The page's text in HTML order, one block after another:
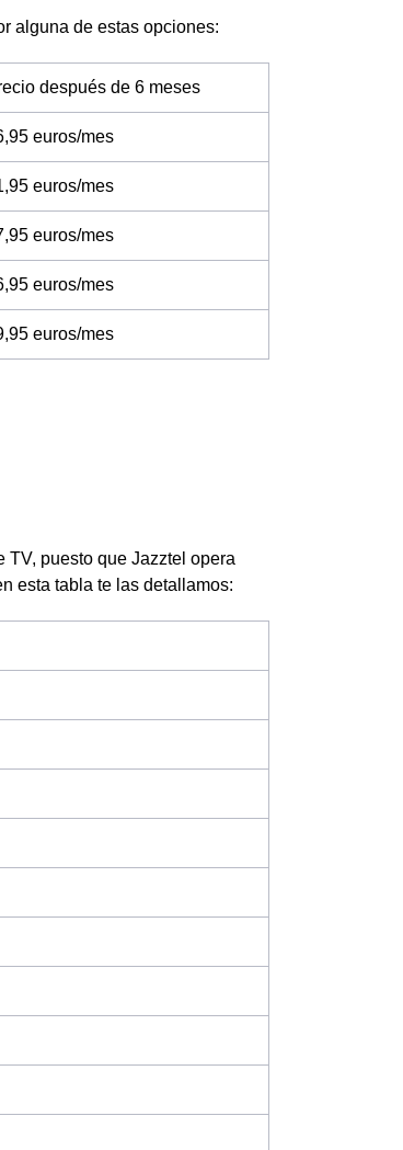
alguna de estas opciones:
después de 6 meses
euros/mes
euros/mes
euros/mes
euros/mes
euros/mes
puesto que Jazztel opera
esta tabla te las detallamos: